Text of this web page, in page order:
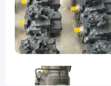
idraulica
#
kit di
riparazione
della
pompa